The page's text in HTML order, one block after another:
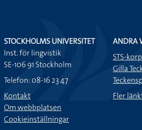
STOCKHOLMS UNIVERSITET
Inst. för lingvistik
SE-106 91 Stockholm
Telefon: 08-16 23 47
Kontakt
Om webbplatsen
Cookieinställningar
ANDRA
STS-
Gilla
Fler